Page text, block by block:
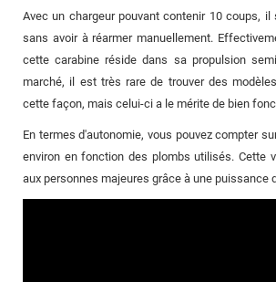
Avec un chargeur pouvant contenir 10 coups, il
sans avoir à réarmer manuellement.
cette carabine réside dans sa propulsion
marché, il est très rare de trouver des
cette façon, mais celui-ci a le mérite de bien
En termes d'autonomie, vous pouvez compter
environ en fonction des plombs utilisés. Cette
aux personnes majeures grâce à une puissance